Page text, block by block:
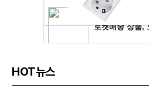
HOT뉴스